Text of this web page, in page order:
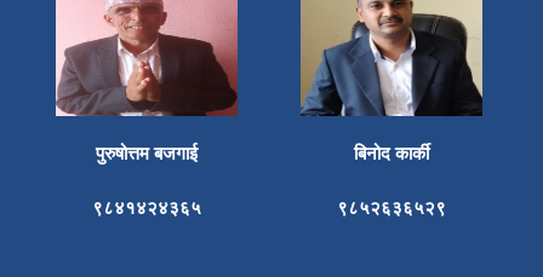
पुरुषोत्तम बजगाई बिनोद कार्की
९८४१४२४३६५ ९८५२६३६५२९